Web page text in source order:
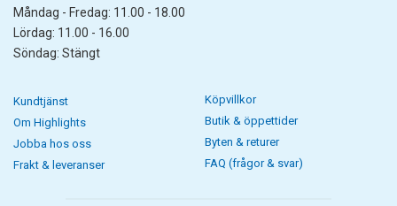
Måndag - Fredag: 11.00 - 18.00
Lördag: 11.00 - 16.00
Söndag: Stängt
Kundtjänst
Om Highlights
Jobba hos oss
Frakt & leveranser
Köpvillkor
Butik & öppettider
Byten & returer
FAQ (frågor & svar)